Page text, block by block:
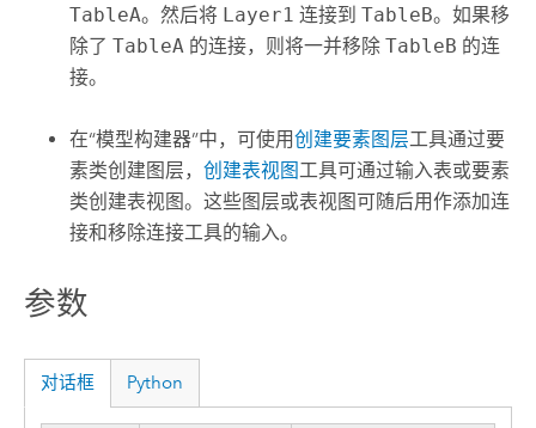
TableA。然后将 Layer1 连接到TableB。如果移
除了TableA 的连接，则将一并移除TableB 的连
接。
在“模型构建器”中，可使用创建要素图层工具通过要
素类创建图层，创建表视图工具可通过输入表或要素
类创建表视图。这些图层或表视图可随后用作添加连
接和移除连接工具的输入。
参数
对话框 Python